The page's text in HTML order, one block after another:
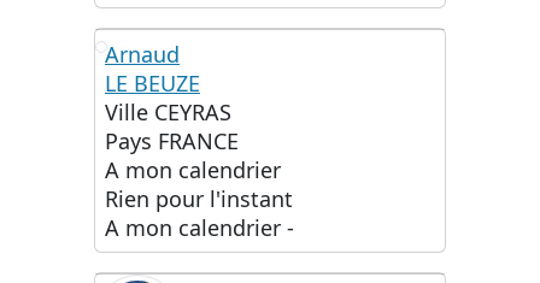
AL
Arnaud
LE BEUZE
Ville CEYRAS
Pays FRANCE
A mon calendrier
Rien pour l'instant
A mon calendrier -